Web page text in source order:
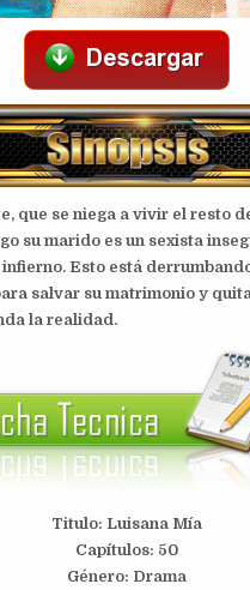
que se niega a vivir el resto
su marido es un sexista
Esto está
salvar su matrimonio y
la realidad.
Titulo: Luisana Mía
Capítulos: 50
Género: Drama